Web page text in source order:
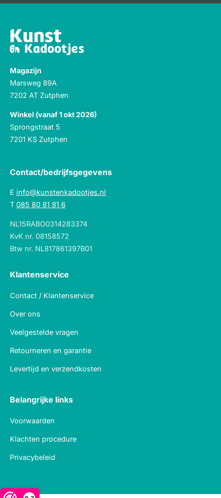
Magazijn
Marsweg 89A
7202 AT Zutphen
Winkel (vanaf 1 okt 2026)
Sprongstraat 5
7201 KS Zutphen
Contact/bedrijfsgegevens
E info@kunstenkadootjes.nl
T 085 80 81 81 6
NL15RABO0314283374
KvK nr. 08158572
Btw nr. NL817861397B01
Klantenservice
Contact / Klantenservice
Over ons
Veelgestelde vragen
Retourneren en garantie
Levertijd en verzendkosten
Belangrijke links
Voorwaarden
Klachten procedure
Privacybeleid